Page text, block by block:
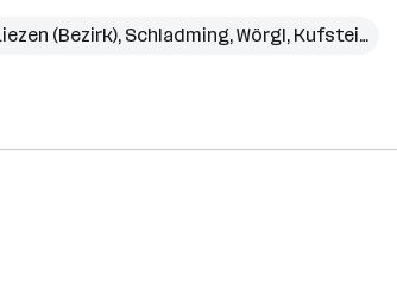
(Bezirk), Schladming,Wörgl, Kufstein (Bezirk)